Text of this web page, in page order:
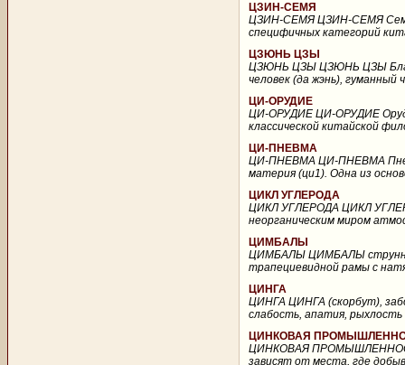
ЦЗИН-СЕМЯ
ЦЗИН-СЕМЯ ЦЗИН-СЕМЯ Семя,
специфичных категорий
ЦЗЮНЬ ЦЗЫ
ЦЗЮНЬ ЦЗЫ ЦЗЮНЬ ЦЗЫ
человек (да жэнь), гуманный
ЦИ-ОРУДИЕ
ЦИ-ОРУДИЕ ЦИ-ОРУДИЕ
классической китайской
ЦИ-ПНЕВМА
ЦИ-ПНЕВМА ЦИ-ПНЕВМА
материя (ци1). Одна из
ЦИКЛ УГЛЕРОДА
ЦИКЛ УГЛЕРОДА ЦИКЛ
неорганическим миром
ЦИМБАЛЫ
ЦИМБАЛЫ ЦИМБАЛЫ
трапециевидной рамы с
ЦИНГА
ЦИНГА ЦИНГА (скорбут),
слабость, апатия, рыхлость
ЦИНКОВАЯ
ЦИНКОВАЯ
зависят от места, где